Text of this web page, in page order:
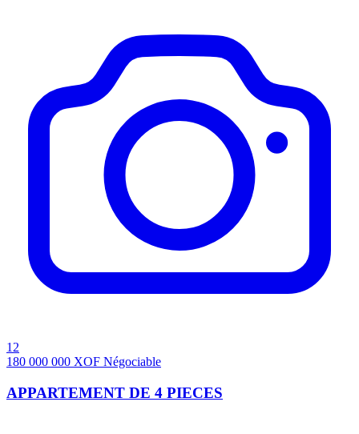
12
180 000 000 XOF Négociable
APPARTEMENT DE 4 PIECES